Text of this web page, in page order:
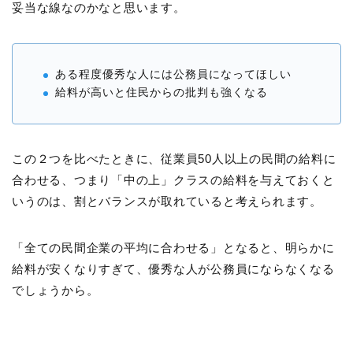
妥当な線なのかなと思います。
ある程度優秀な人には公務員になってほしい
給料が高いと住民からの批判も強くなる
この２つを比べたときに、従業員50人以上の民間の給料に
合わせる、つまり「中の上」クラスの給料を与えておくと
いうのは、割とバランスが取れていると考えられます。
「全ての民間企業の平均に合わせる」となると、明らかに
給料が安くなりすぎて、優秀な人が公務員にならなくなる
でしょうから。